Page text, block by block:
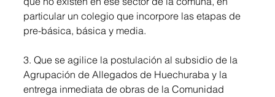
particular un colegio que incorpore las etapas de
pre-básica, básica y media.
3. Que se agilice la postulación al subsidio de la
Agrupación de Allegados de Huechuraba y la
entrega inmediata de obras de la Comunidad